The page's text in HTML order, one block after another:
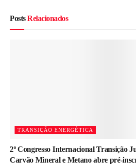
PostsRelacionados
TRANSIÇÃO ENERGÉTICA
2º Congresso Internacional Transição
Carvão Mineral e Metano abre pré-